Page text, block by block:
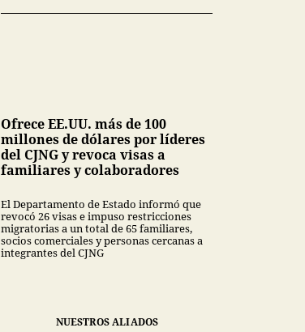
Ofrece EE.UU. más de 100
millones de dólares por líderes
del CJNG y revoca visas a
familiares y colaboradores
El Departamento de Estado informó que
revocó 26 visas e impuso restricciones
migratorias a un total de 65 familiares,
socios comerciales y personas cercanas a
integrantes del CJNG
NUESTROS ALIADOS